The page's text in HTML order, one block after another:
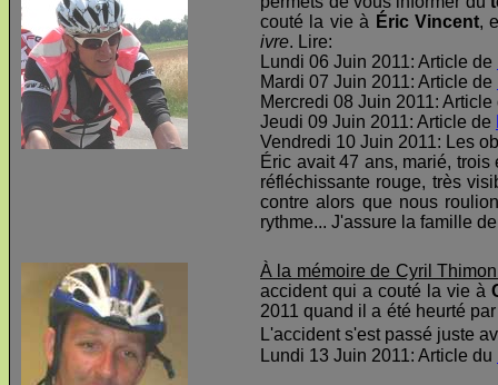
couté la vie à Éric Vincent,
ivre. Lire:
Lundi 06 Juin 2011: Article de
Mardi 07 Juin 2011: Article de
Mercredi 08 Juin 2011:
Jeudi 09 Juin 2011: Article de
Vendredi 10 Juin 2011: Les
Éric avait 47 ans, marié,
réfléchissante rouge, très
contre alors que nous
rythme... J'assure la famille
À la mémoire de Cyril
accident qui a couté la vie à
2011 quand il a été heurté
L'accident s'est passé juste
Lundi 13 Juin 2011: Article du